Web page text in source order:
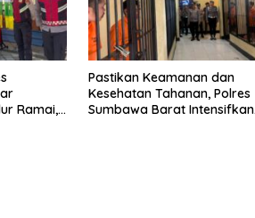
Ramai,
Pastikan Keamanan dan
Kesehatan Tahanan, Polres
Sumbawa Barat Intensifkan